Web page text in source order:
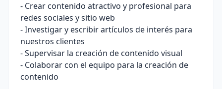
- Crear contenido atractivo y profesional para
redes sociales y sitio web
- Investigar y escribir artículos de interés para
nuestros clientes
- Supervisar la creación de contenido visual
- Colaborar con el equipo para la creación de
contenido